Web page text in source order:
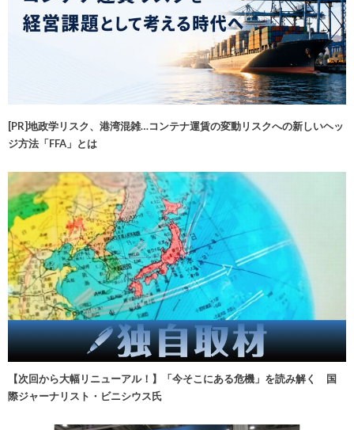
[PR]地政学リスク、港湾混雑…コンテナ運賃の変動リスクへの新しいヘッ
ジ方法「FFA」とは
【次回から大幅リニューアル！】「今そこにある危機」を読み解く 国
際ジャーナリスト・ビニシウス氏